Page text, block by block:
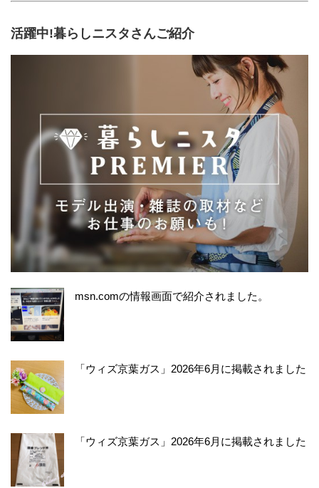
活躍中!暮らしニスタさんご紹介
msn.comの情報画面で紹介されました。
「ウィズ京葉ガス」2026年6月に掲載されました
「ウィズ京葉ガス」2026年6月に掲載されました